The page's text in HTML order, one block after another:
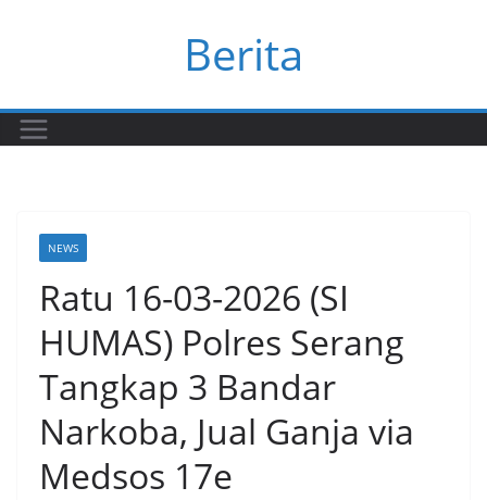
Berita
NEWS
Ratu 16-03-2026 (SI
HUMAS) Polres Serang
Tangkap 3 Bandar
Narkoba, Jual Ganja via
Medsos 17e